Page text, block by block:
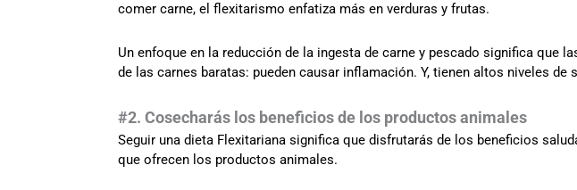
comer carne, el flexitarismo enfatiza más en verduras y frutas.
Un enfoque en la reducción de la ingesta de carne y pescado significa
de las carnes baratas: pueden causar inflamación. Y, tienen altos niveles
#2. Cosecharás los beneficios de los productos animales
Seguir una dieta Flexitariana significa que disfrutarás de los beneficios
que ofrecen los productos animales.